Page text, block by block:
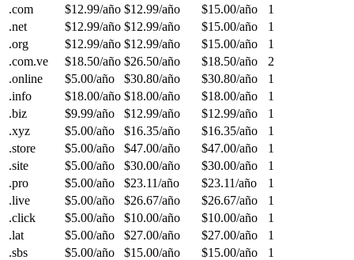
.com
$12.99/año $12.99/año $15.00/año
1
.net
$12.99/año $12.99/año $15.00/año
1
.org
$12.99/año $12.99/año $15.00/año
1
.com.ve
$18.50/año $26.50/año $18.50/año
2
.online
$5.00/año $30.80/año $30.80/año
1
.info
$18.00/año $18.00/año $18.00/año
1
.biz
$9.99/año $12.99/año $12.99/año
1
.xyz
$5.00/año $16.35/año $16.35/año
1
.store
$5.00/año $47.00/año $47.00/año
1
.site
$5.00/año $30.00/año $30.00/año
1
.pro
$5.00/año $23.11/año $23.11/año
1
.live
$5.00/año $26.67/año $26.67/año
1
.click
$5.00/año $10.00/año $10.00/año
1
.lat
$5.00/año $27.00/año $27.00/año
1
.sbs
$5.00/año $15.00/año $15.00/año
1